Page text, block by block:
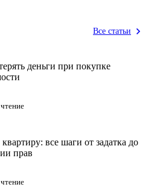
Все статьи
деньги при покупке
все шаги от задатка до
прав